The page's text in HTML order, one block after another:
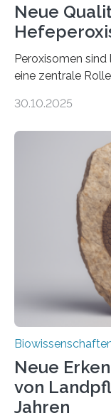
Neue
Peroxisomen
eine zentrale
erfüllen können,
der Ruhr-
und Dr. Ismaila
unbekannten
peroxisomalen
Saccharomyces
Studie wurde am
Fachzeitschrift…
30.10.2025
Neue
von
Jahren